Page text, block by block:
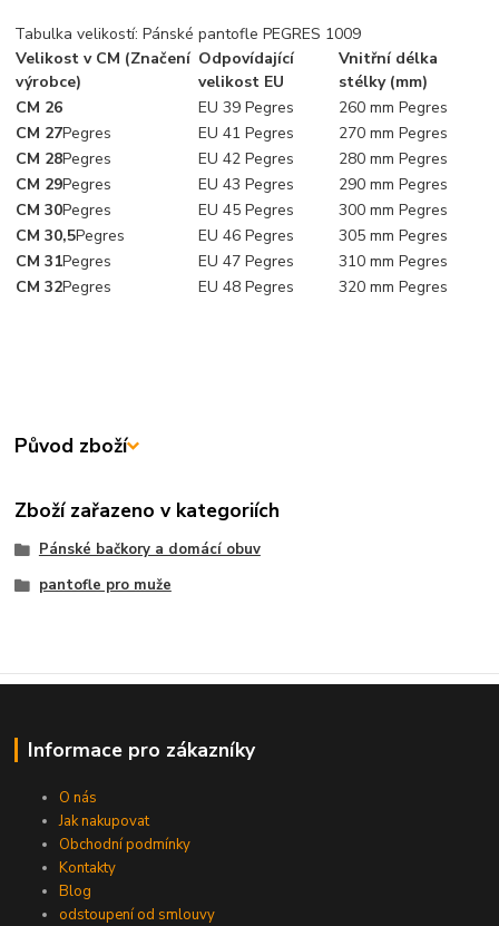
Tabulka velikostí: Pánské pantofle PEGRES 1009
Velikost v CM (Značení
výrobce)
Odpovídající
velikost EU
Vnitřní délka
stélky (mm)
CM 26
EU 39Pegres 260 mmPegres
CM 27Pegres EU 41Pegres 270 mmPegres
CM 28Pegres EU 42Pegres 280 mmPegres
CM 29Pegres EU 43Pegres 290 mmPegres
CM 30Pegres EU 45Pegres 300 mmPegres
CM 30,5Pegres EU 46Pegres 305 mmPegres
CM 31Pegres EU 47Pegres 310 mmPegres
CM 32Pegres EU 48Pegres 320 mmPegres
Původ zboží
Zboží zařazeno v kategoriích
Pánské bačkory a domácí obuv
pantofle pro muže
Informace pro zákazníky
O nás
Jak nakupovat
Obchodní podmínky
Kontakty
Blog
odstoupení od smlouvy